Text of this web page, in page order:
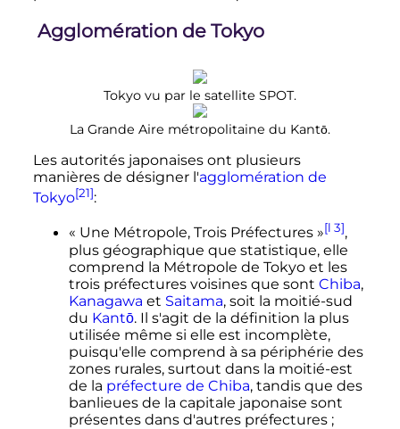
Agglomération de Tokyo
Tokyo vu par le satellite SPOT.
La Grande Aire métropolitaine du Kantō.
Les autorités japonaises ont plusieurs
manières de désigner l'agglomération de
Tokyo[21]:
« Une Métropole, Trois Préfectures »[l 3],
plus géographique que statistique, elle
comprend la Métropole de Tokyo et les
trois préfectures voisines que sont Chiba,
Kanagawa et Saitama, soit la moitié-sud
du Kantō. Il s'agit de la définition la plus
utilisée même si elle est incomplète,
puisqu'elle comprend à sa périphérie des
zones rurales, surtout dans la moitié-est
de la préfecture de Chiba, tandis que des
banlieues de la capitale japonaise sont
présentes dans d'autres préfectures ;